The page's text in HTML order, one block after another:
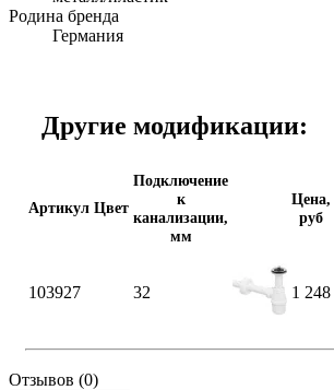
Родина бренда
Германия
Другие модификации:
Артикул Цвет
Подключение
к
канализации,
мм
Цена,
руб
103927 32 1 248
Отзывов (0)